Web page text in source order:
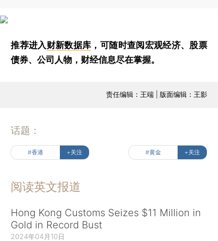
推荐进入财新数据库 ，可随时查阅宏观经济、股票
债券、公司人物，财经信息尽在掌握。
责任编辑：王端 | 版面编辑：王影
话题：
#香港 +关注 #黄金 +关注
阅读英文报道
Hong Kong Customs Seizes $11 Million in
Gold in Record Bust
2024年04月10日